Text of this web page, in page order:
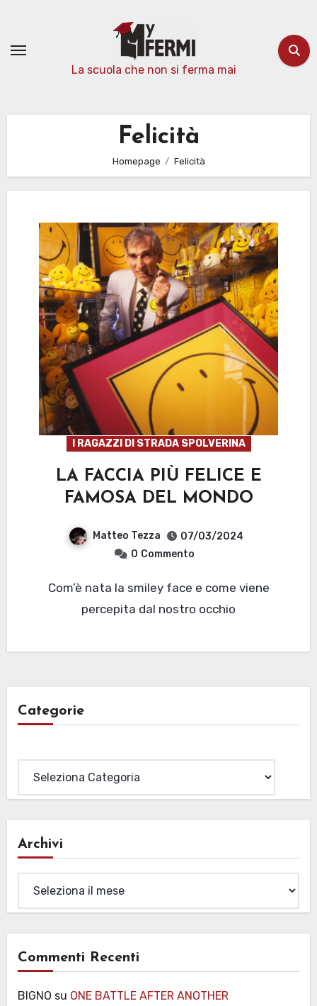
contenuto
La scuola che non si ferma mai
Felicità
Homepage Felicità
I RAGAZZI DI STRADA SPOLVERINA
LA FACCIA PIÙ FELICE E
FAMOSA DEL MONDO
Matteo Tezza
07/03/2024
0 Commento
Com’è nata la smiley face e come viene
percepita dal nostro occhio
Categorie
Archivi
Commenti Recenti
BIGNO su ONE BATTLE AFTER ANOTHER